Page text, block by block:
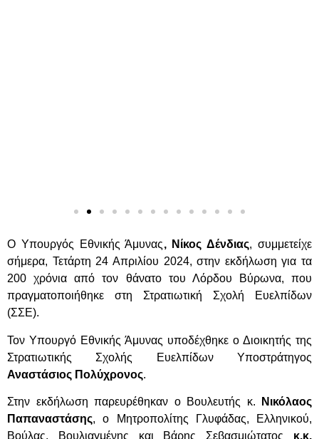
Ο Υπουργός Εθνικής Άμυνας, Νίκος Δένδιας, συμμετείχε
σήμερα, Τετάρτη 24 Απριλίου 2024, στην εκδήλωση για τα
200 χρόνια από τον θάνατο του Λόρδου Βύρωνα, που
πραγματοποιήθηκε στη Στρατιωτική Σχολή Ευελπίδων
(ΣΣΕ).
Τον Υπουργό Εθνικής Άμυνας υποδέχθηκε ο Διοικητής της
Στρατιωτικής Σχολής Ευελπίδων Υποστράτηγος
Αναστάσιος Πολύχρονος.
Στην εκδήλωση παρευρέθηκαν ο Βουλευτής κ.
Νικόλαος
Παπαναστάσης, ο Μητροπολίτης Γλυφάδας, Ελληνικού,
Βούλας, Βουλιαγμένης και Βάρης Σεβασμιώτατος κ.κ.